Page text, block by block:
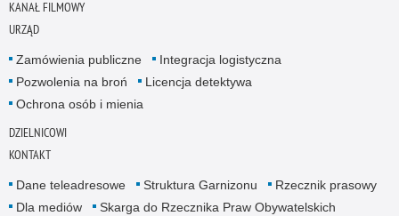
KANAŁ FILMOWY
URZĄD
Zamówienia publiczne
Integracja logistyczna
Pozwolenia na broń
Licencja detektywa
Ochrona osób i mienia
DZIELNICOWI
KONTAKT
Dane teleadresowe Struktura Garnizonu
Rzecznik prasowy
Dla mediów
Skarga do Rzecznika Praw Obywatelskich